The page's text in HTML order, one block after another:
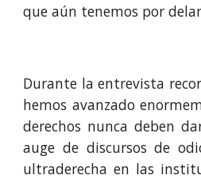
que aún tenemos por
Durante la entrevista
hemos avanzado
derechos nunca deben
auge de discursos de
ultraderecha en las